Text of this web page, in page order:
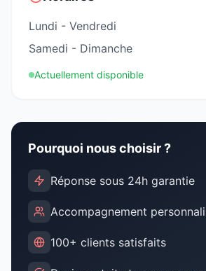
Lundi - Vendredi
Samedi - Dimanche
Actuellement disponible
Pourquoi nous choisir ?
Réponse sous 24h garantie
Accompagnement
100+ clients satisfaits